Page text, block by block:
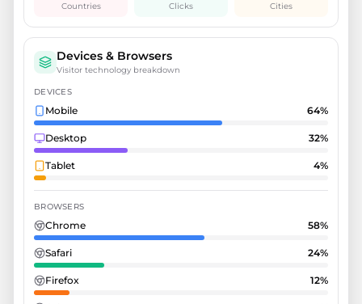
Countries Clicks Cities
Devices & Browsers
Visitor technology breakdown
DEVICES
Mobile 64%
Desktop 32%
Tablet 4%
BROWSERS
Chrome 58%
Safari 24%
Firefox 12%